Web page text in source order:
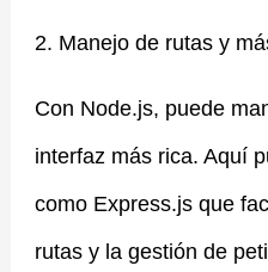
2. Manejo de rutas y
Con Node.js, puede
interfaz más rica. Aquí
como Express.js que
rutas y la gestión de